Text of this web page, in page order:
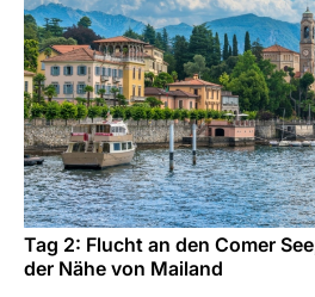
Tag 2: Flucht an den Comer
der Nähe von Mailand